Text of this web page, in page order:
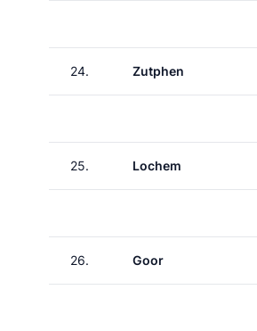
24. Zutphen
25. Lochem
26. Goor